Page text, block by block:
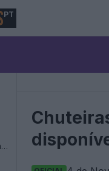
PT
Camisas Copa do Mundo 2026